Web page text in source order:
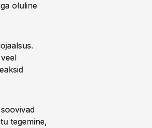
oluline
tegemine,